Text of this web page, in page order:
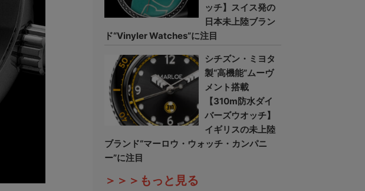
ッチ】スイス発の
日本未上陸ブラン
ド“Vinyler Watches”に注目
シチズン・ミヨタ
製“高機能”ムーヴ
メント搭載
【310m防水ダイ
バーズウオッチ】
イギリスの未上陸
ブランド“マーロウ・ウォッチ・カンパニ
ー”に注目
＞＞＞もっと見る